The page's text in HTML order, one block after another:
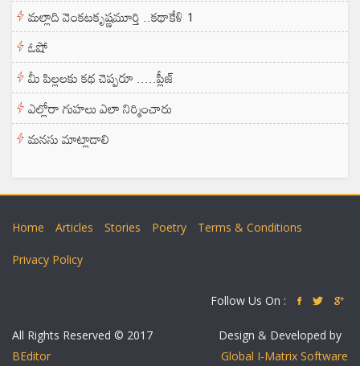
మల్లాది వెంకటకృష్ణమూర్తి ..కథాకేళి 1
ఓషో
మీ పిల్లలకు కథ చెప్పరూ .....ప్లీజ్
ఎల్లోరా గుహలు ఎలా నిర్మించారు
మనసు మాట్లాడాలి
Home Articles Stories Poetry Terms & Conditions
Privacy Policy
Follow Us On :
All Rights Reserved © 2017
BEditor
Design & Developed by
Global I-Matrix Software